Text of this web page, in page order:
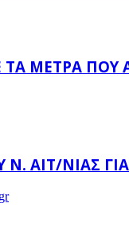
ΜΈΤΡΑ ΠΟΥ
ΑΙΤ/ΝΊΑΣ